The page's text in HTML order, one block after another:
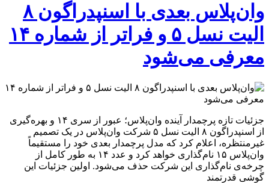
وان‌پلاس بعدی با اسنپدراگون ۸
الیت نسل ۵ و فراتر از شماره ۱۴
معرفی می‌شود
جزئیات تازه پرچمدار آینده وان‌پلاس؛ عبور از سری ۱۴ و بهره‌گیری
از اسنپدراگون ۸ الیت نسل ۵ شرکت وان‌پلاس در یک تصمیم
غیرمنتظره، اعلام کرد که مدل پرچمدار بعدی خود را مستقیماً
وان‌پلاس ۱۵ نام‌گذاری خواهد کرد و عدد ۱۴ به طور کامل از
چرخه‌ی نام‌گذاری این شرکت حذف می‌شود. اولین جزئیات این
گوشی قدرتمند